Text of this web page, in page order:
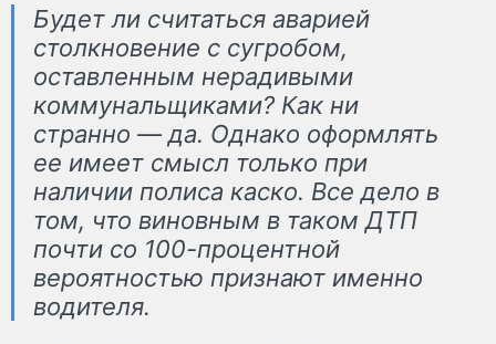
Будет ли считаться аварией
столкновение с сугробом,
оставленным нерадивыми
коммунальщиками? Как ни
странно — да. Однако оформлять
ее имеет смысл только при
наличии полиса каско. Все дело в
том, что виновным в таком ДТП
почти со 100-процентной
вероятностью признают именно
водителя.